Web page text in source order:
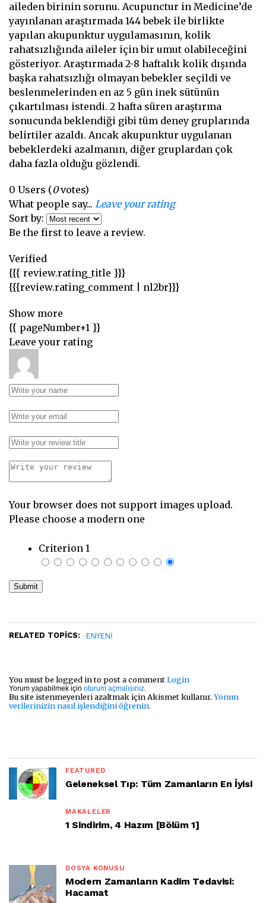
aileden birinin sorunu. Acupunctur in Medicine’de
yayınlanan araştırmada 144 bebek ile birlikte
yapılan akupunktur uygulamasının, kolik
rahatsızlığında aileler için bir umut olabileceğini
gösteriyor. Araştırmada 2-8 haftalık kolik dışında
başka rahatsızlığı olmayan bebekler seçildi ve
beslenmelerinden en az 5 gün inek sütünün
çıkartılması istendi. 2 hafta süren araştırma
sonucunda beklendiği gibi tüm deney gruplarında
belirtiler azaldı. Ancak akupunktur uygulanan
bebeklerdeki azalmanın, diğer gruplardan çok
daha fazla olduğu gözlendi.
0 Users (0votes)
What people say... Leave your rating
Sort by:
Be the first to leave a review.
Verified
{{{ review.rating_title }}}
{{{review.rating_comment | nl2br}}}
Show more
{{ pageNumber+1 }}
Leave your rating
Your browser does not support images upload.
Please choose a modern one
Criterion 1
RELATED TOPICS: ENYENI
You must be logged in to post a commentLogin
Yorum yapabilmek için oturum açmalısınız.
Bu site istenmeyenleri azaltmak için Akismet kullanır. Yorum
verilerinizin nasıl işlendiğini öğrenin.
FEATURED
Geleneksel Tıp: Tüm Zamanların En İyisi
MAKALELER
1 Sindirim, 4 Hazım [Bölüm 1]
DOSYA KONUSU
Modern Zamanların Kadim Tedavisi:
Hacamat